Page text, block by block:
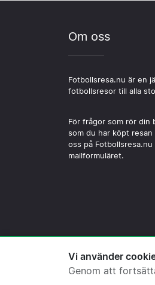
Om oss
Fotbollsresa.nu är en
fotbollsresor till alla
För frågor som rör din
som du har köpt
oss på
mailformuläret.
©
Vi använder
Genom att